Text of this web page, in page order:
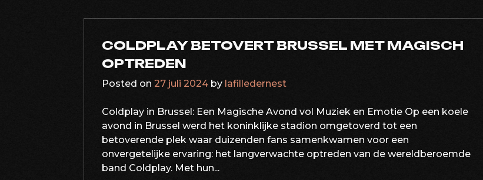
COLDPLAY BETOVERT BRUSSEL MET MAGISCH
OPTREDEN
Posted on 27 juli 2024 by lafilledernest
Coldplay in Brussel: Een Magische Avond vol Muziek en Emotie Op een koele
avond in Brussel werd het koninklijke stadion omgetoverd tot een
betoverende plek waar duizenden fans samenkwamen voor een
onvergetelijke ervaring: het langverwachte optreden van de wereldberoemde
band Coldplay. Met hun...